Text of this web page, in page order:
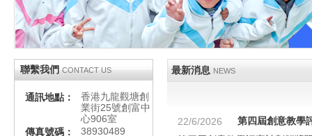
聯繫我們 CONTACT US
通訊地點：
香港九龍觀塘創
業街25號創富中
心906室
傳真號碼： 38930489
最新消息 NEWS
22/6/2026
第四屆創意教學